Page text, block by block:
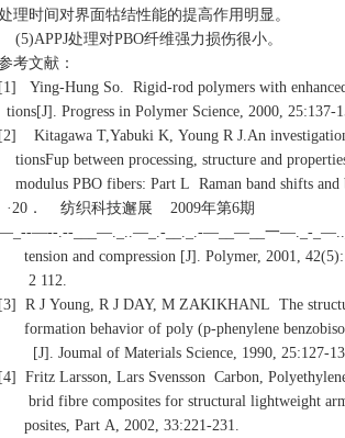
理时间对界面牯结性能的提高作用明显。
(5)APPJ处理对PBO纤维强力损伤很小。
考文献：
[1] Ying-Hung So. Rigid-rod polymers with
tions[J]. Progress in Polymer Science, 2000, 25:137-
[2] Kitagawa T,Yabuki K, Young R J.An
tionsFup between processing, structure and
modulus PBO fibers: Part L Raman band shifts and
·20． 纺织科技邂展 2009年第6期
—--.--___—._..—_.-__._.-—__—__一—._-
tension and compression [J]. Polymer, 2001,
2 112.
[3] R J Young, R J DAY, M ZAKIKHANL The
formation behavior of poly (p-phenylene
[J]. Joumal of Materials Science, 1990, 25:127-
[4] Fritz Larsson, Lars Svensson Carbon,
brid fibre composites for structural lightweight
posites, Part A, 2002, 33:221-231.